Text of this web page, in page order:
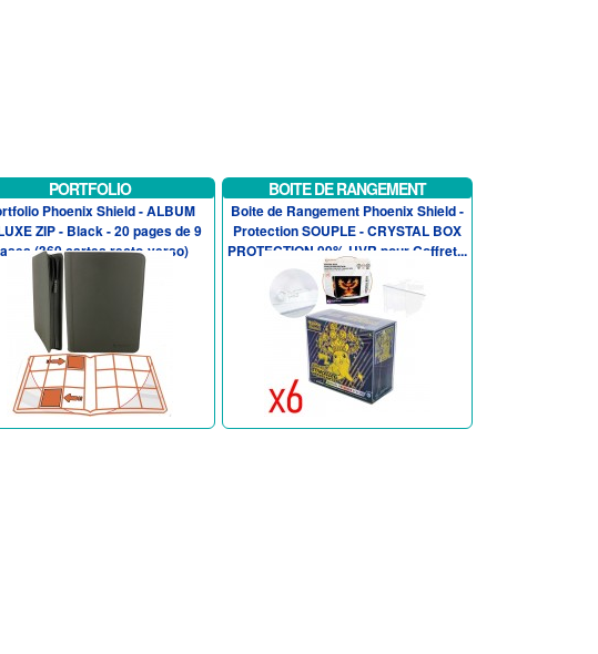
PORTFOLIO
Phoenix Shield - ALBUM
ZIP - Black - 20 pages de 9
(360 cartes recto-verso)
BOITE DE RANGEMENT
Boite de Rangement Phoenix Shield -
Protection SOUPLE - CRYSTAL BOX
PROTECTION 99% UVR pour Coffret...